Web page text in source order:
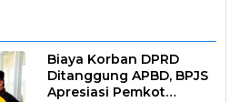
Biaya Korban DPRD
Ditanggung APBD, BPJS
Apresiasi Pemkot